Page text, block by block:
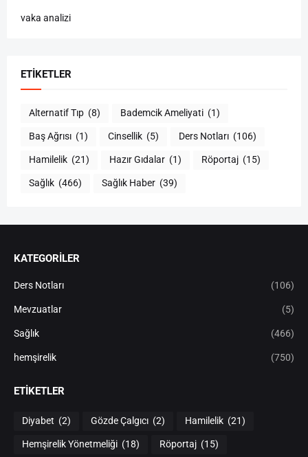
vaka analizi
ETIKETLER
Alternatif Tıp (8) Bademcik Ameliyati (1)
Baş Ağrısı (1) Cinsellik (5) Ders Notları (106)
Hamilelik (21) Hazır Gıdalar (1) Röportaj (15)
Sağlık (466) Sağlık Haber (39)
KATEGORİLER
Ders Notları (106)
Mevzuatlar (5)
Sağlık (466)
hemşirelik (750)
ETIKETLER
Diyabet (2) Gözde Çalgıcı (2) Hamilelik (21)
Hemşirelik Yönetmeliği (18) Röportaj (15)